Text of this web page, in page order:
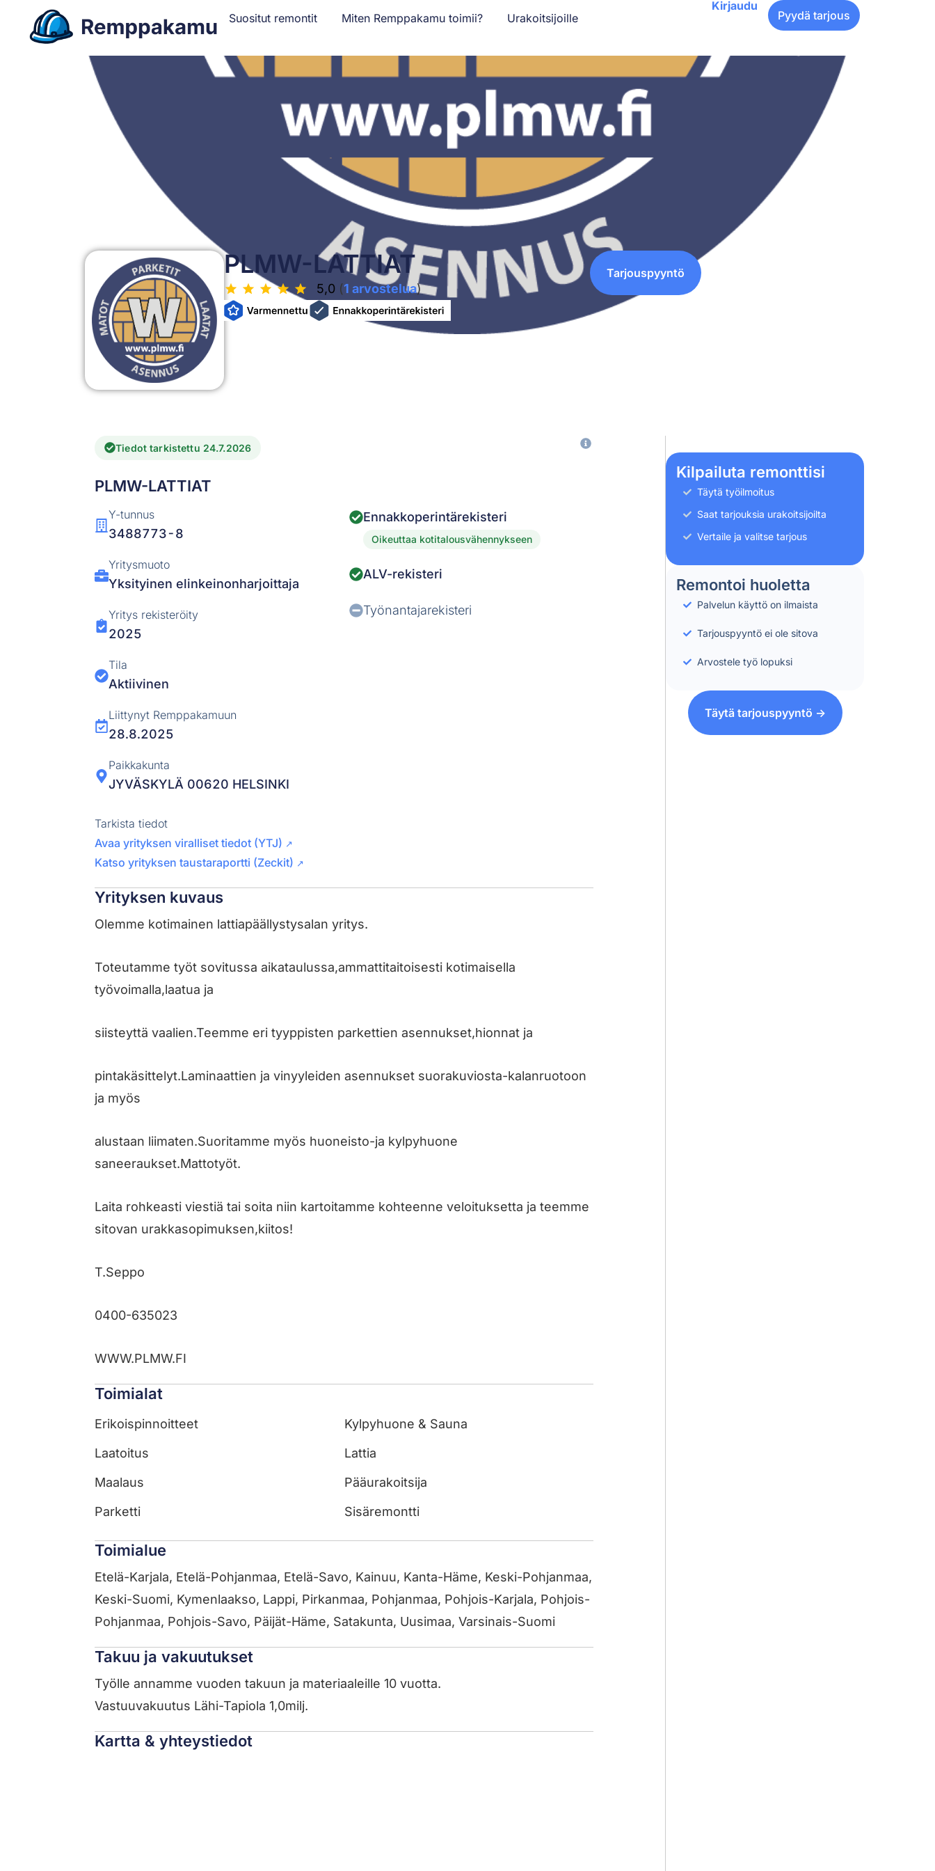
Suositut remontit Miten Remppakamu toimii? Urakoitsijoille
Kirjaudu
Pyydä tarjous
PLMW-LATTIAT
5,0 (1 arvostelua)
Tarjouspyyntö
Tiedot tarkistettu 24.7.2026
PLMW-LATTIAT
Y-tunnus
3488773-8
Yritysmuoto
Yksityinen elinkeinonharjoittaja
Yritys rekisteröity
2025
Tila
Aktiivinen
Liittynyt Remppakamuun
28.8.2025
Paikkakunta
JYVÄSKYLÄ 00620 HELSINKI
Ennakkoperintärekisteri
Oikeuttaa kotitalousvähennykseen
ALV-rekisteri
Työnantajarekisteri
Tarkista tiedot
Avaa yrityksen viralliset tiedot (YTJ) ↗
Katso yrityksen taustaraportti (Zeckit) ↗
Yrityksen kuvaus
Olemme kotimainen lattiapäällystysalan yritys.
Toteutamme työt sovitussa aikataulussa,ammattitaitoisesti kotimaisella
työvoimalla,laatua ja
siisteyttä vaalien.Teemme eri tyyppisten parkettien asennukset,hionnat ja
pintakäsittelyt.Laminaattien ja vinyyleiden asennukset suorakuviosta-kalanruotoon
ja myös
alustaan liimaten.Suoritamme myös huoneisto-ja kylpyhuone
saneeraukset.Mattotyöt.
Laita rohkeasti viestiä tai soita niin kartoitamme kohteenne veloituksetta ja teemme
sitovan urakkasopimuksen,kiitos!
T.Seppo
0400-635023
WWW.PLMW.FI
Toimialat
Erikoispinnoitteet
Kylpyhuone & Sauna
Laatoitus
Lattia
Maalaus
Pääurakoitsija
Parketti
Sisäremontti
Toimialue
Etelä-Karjala, Etelä-Pohjanmaa, Etelä-Savo, Kainuu, Kanta-Häme, Keski-Pohjanmaa,
Keski-Suomi, Kymenlaakso, Lappi, Pirkanmaa, Pohjanmaa, Pohjois-Karjala, Pohjois-
Pohjanmaa, Pohjois-Savo, Päijät-Häme, Satakunta, Uusimaa, Varsinais-Suomi
Takuu ja vakuutukset
Työlle annamme vuoden takuun ja materiaaleille 10 vuotta.
Vastuuvakuutus Lähi-Tapiola 1,0milj.
Kartta & yhteystiedot
Kilpailuta remonttisi
Täytä työilmoitus
Saat tarjouksia urakoitsijoilta
Vertaile ja valitse tarjous
Remontoi huoletta
Palvelun käyttö on ilmaista
Tarjouspyyntö ei ole sitova
Arvostele työ lopuksi
Täytä tarjouspyyntö ->